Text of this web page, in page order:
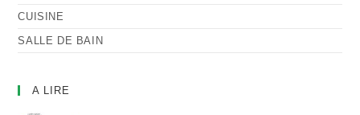
CUISINE
SALLE DE BAIN
A LIRE